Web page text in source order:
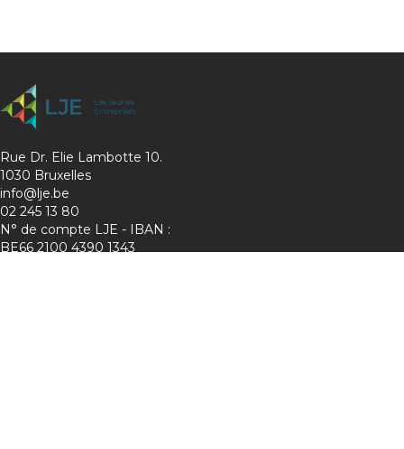
Rue Dr. Elie Lambotte 10.
1030 Bruxelles
info@lje.be
02 245 13 80
N° de compte LJE - IBAN :
BE66 2100 4390 1343